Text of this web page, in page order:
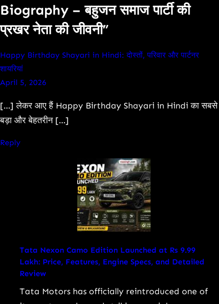
Biography – बहुजन समाज पार्टी की
प्रखर नेता की जीवनी”
Happy Birthday Shayari in Hindi: दोस्तों, परिवार और पार्टनर
शायरियां
April 5, 2026
[…] लेकर आए हैं Happy Birthday Shayari in Hindi का सबसे
बड़ा और बेहतरीन […]
Reply
Tata Nexon Camo Edition Launched at Rs 9.99
Lakh: Price, Features, Engine Specs, and Detailed
Review
Tata Motors has officially reintroduced one of